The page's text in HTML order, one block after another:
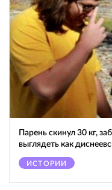
Парень скинул 30 кг,
выглядеть как
ИСТОРИИ